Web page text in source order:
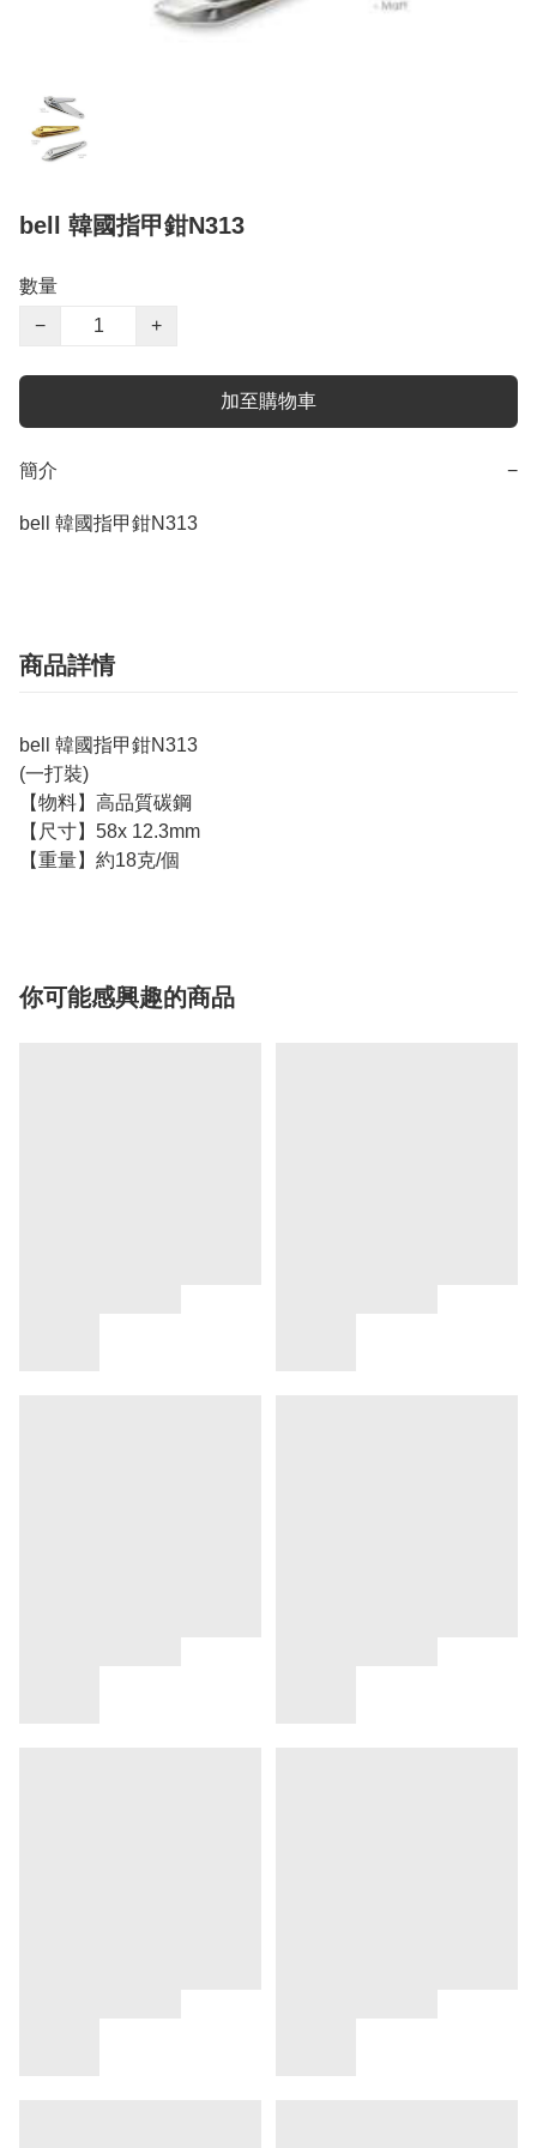
bell 韓國指甲鉗N313
數量
−
+
加至購物車
簡介 −
bell 韓國指甲鉗N313
商品詳情
bell 韓國指甲鉗N313
(一打裝)
【物料】高品質碳鋼
【尺寸】58x 12.3mm
【重量】約18克/個
你可能感興趣的商品